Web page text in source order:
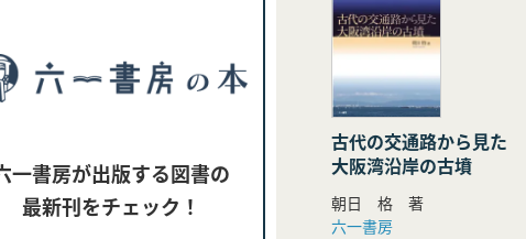
一書房が出版する図書の
最新刊をチェック！
古代の交通路から見た
大阪湾沿岸の古墳
朝日 格 著
六一書房